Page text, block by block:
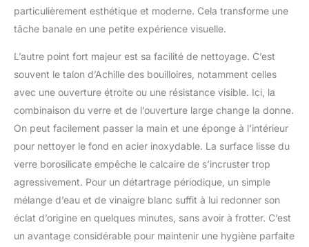
particulièrement esthétique et moderne. Cela transforme une
tâche banale en une petite expérience visuelle.
L’autre point fort majeur est sa facilité de nettoyage. C’est
souvent le talon d’Achille des bouilloires, notamment celles
avec une ouverture étroite ou une résistance visible. Ici, la
combinaison du verre et de l’ouverture large change la donne.
On peut facilement passer la main et une éponge à l’intérieur
pour nettoyer le fond en acier inoxydable. La surface lisse du
verre borosilicate empêche le calcaire de s’incruster trop
agressivement. Pour un détartrage périodique, un simple
mélange d’eau et de vinaigre blanc suffit à lui redonner son
éclat d’origine en quelques minutes, sans avoir à frotter. C’est
un avantage considérable pour maintenir une hygiène parfaite